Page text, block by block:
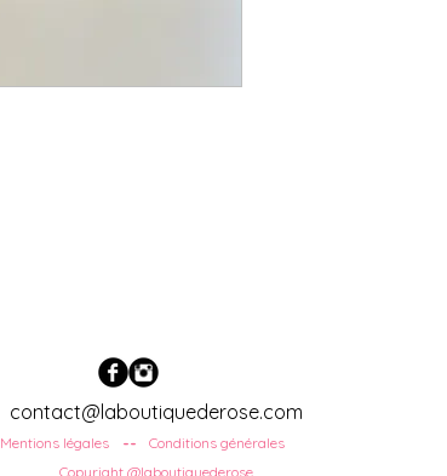
contact@laboutiquederose.com
Mentions légales Conditions générales
--
Copyright @laboutiquederose